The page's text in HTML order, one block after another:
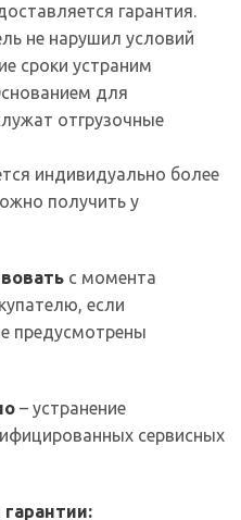
гарантия.
не нарушил условий
сроки устраним
для
отгрузочные
индивидуально более
получить у
с момента
если
предусмотрены
– устранение
сервисных